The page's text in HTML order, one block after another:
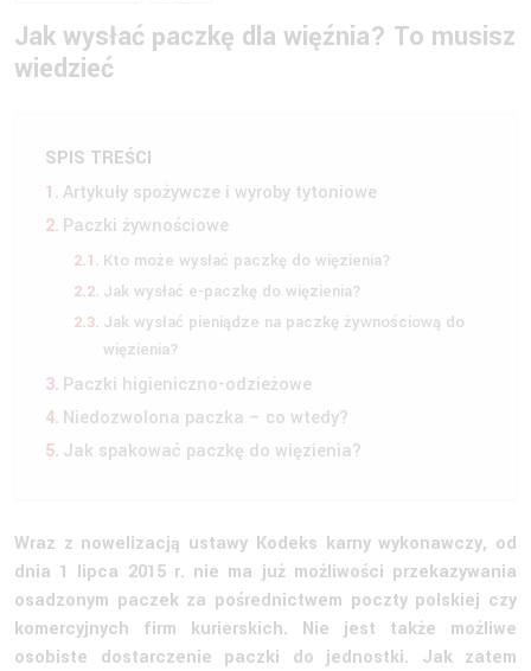
Jak wysłać paczkę dla więźnia? To musisz
wiedzieć
SPIS TREŚCI
Artykuły spożywcze i wyroby tytoniowe
Paczki żywnościowe
Kto może wysłać paczkę do więzienia?
Jak wysłać e-paczkę do więzienia?
Jak wysłać pieniądze na paczkę żywnościową do
więzienia?
Paczki higieniczno-odzieżowe
Niedozwolona paczka – co wtedy?
Jak spakować paczkę do więzienia?
Wraz z nowelizacją ustawy Kodeks karny wykonawczy, od
dnia 1 lipca 2015 r. nie ma już możliwości przekazywania
osadzonym paczek za pośrednictwem poczty polskiej czy
komercyjnych firm kurierskich. Nie jest także możliwe
osobiste dostarczenie paczki do jednostki. Jak zatem